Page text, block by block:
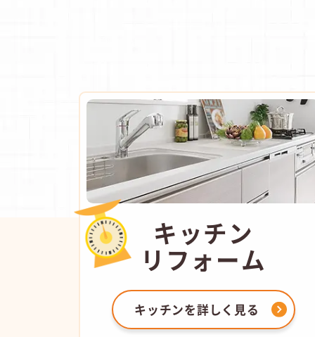
キッチン
リフォーム
キッチンを詳しく見る